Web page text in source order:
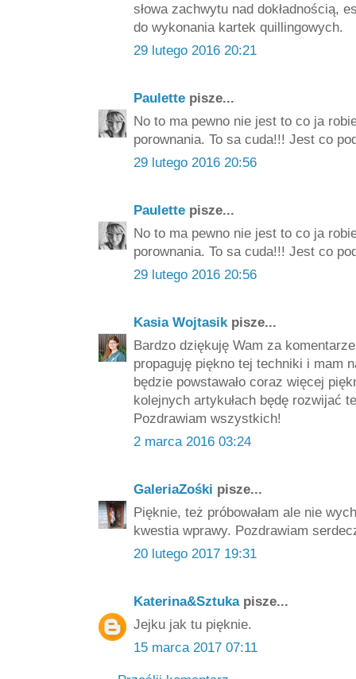
słowa zachwytu nad dokładnością,
do wykonania kartek quillingowych.
29 lutego 2016 20:21
Paulette pisze...
No to ma pewno nie jest to co ja
porownania. To sa cuda!!! Jest co
29 lutego 2016 20:56
Paulette pisze...
No to ma pewno nie jest to co ja
porownania. To sa cuda!!! Jest co
29 lutego 2016 20:56
Kasia Wojtasik pisze...
Bardzo dziękuję Wam za
propaguję piękno tej techniki i mam
będzie powstawało coraz więcej
kolejnych artykułach będę rozwijać
Pozdrawiam wszystkich!
2 marca 2016 03:24
GaleriaZośki pisze...
Pięknie, też próbowałam ale nie
kwestia wprawy. Pozdrawiam
20 lutego 2017 19:31
Katerina&Sztukapisze...
Jejku jak tu pięknie.
15 marca 2017 07:11